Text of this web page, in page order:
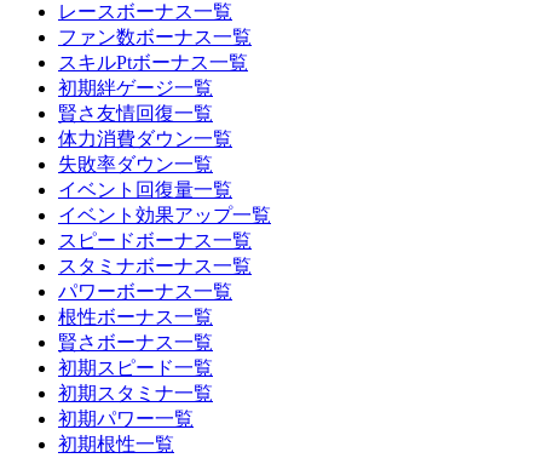
レースボーナス一覧
ファン数ボーナス一覧
スキルPtボーナス一覧
初期絆ゲージ一覧
賢さ友情回復一覧
体力消費ダウン一覧
失敗率ダウン一覧
イベント回復量一覧
イベント効果アップ一覧
スピードボーナス一覧
スタミナボーナス一覧
パワーボーナス一覧
根性ボーナス一覧
賢さボーナス一覧
初期スピード一覧
初期スタミナ一覧
初期パワー一覧
初期根性一覧